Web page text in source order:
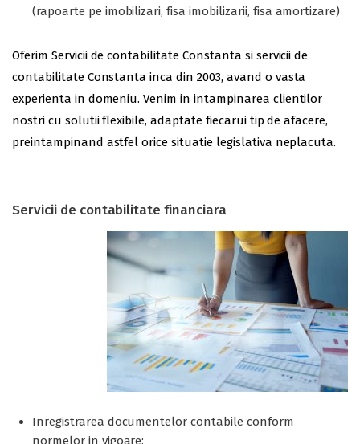
(rapoarte pe imobilizari, fisa imobilizarii, fisa amortizare)
Oferim Servicii de contabilitate Constanta si servicii de
contabilitate Constanta inca din 2003, avand o vasta
experienta in domeniu. Venim in intampinarea clientilor
nostri cu solutii flexibile, adaptate fiecarui tip de afacere,
preintampinand astfel orice situatie legislativa neplacuta.
Servicii de contabilitate financiara
Inregistrarea documentelor contabile conform
normelor in vigoare;